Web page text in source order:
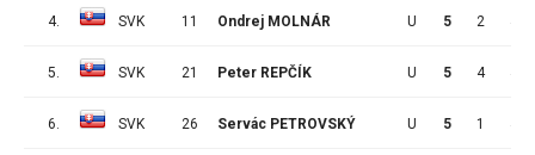
4. SVK 11 Ondrej MOLNÁR U 5 2
5. SVK 21 Peter REPČÍK U 5 4
6. SVK 26 Servác PETROVSKÝ U 5 1